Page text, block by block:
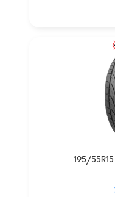
195/55R15